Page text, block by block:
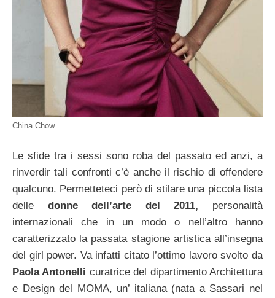
China Chow
Le sfide tra i sessi sono roba del passato ed anzi, a
rinverdir tali confronti c’è anche il rischio di offendere
qualcuno. Permetteteci però di stilare una piccola lista
delle donne dell’arte del 2011, personalità
internazionali che in un modo o nell’altro hanno
caratterizzato la passata stagione artistica all’insegna
del girl power. Va infatti citato l’ottimo lavoro svolto da
Paola Antonelli curatrice del dipartimento Architettura
e Design del MOMA, un’ italiana (nata a Sassari nel